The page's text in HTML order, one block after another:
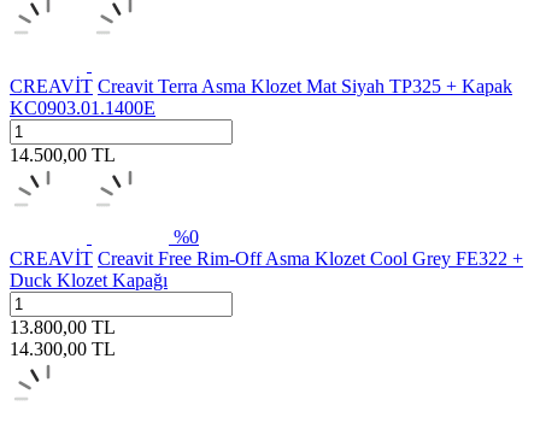
CREAVİT Creavit Terra Asma Klozet Mat Siyah TP325 + Kapak
KC0903.01.1400E
14.500,00 TL
%0
CREAVİT Creavit Free Rim-Off Asma Klozet Cool Grey FE322 +
Duck Klozet Kapağı
13.800,00 TL
14.300,00 TL